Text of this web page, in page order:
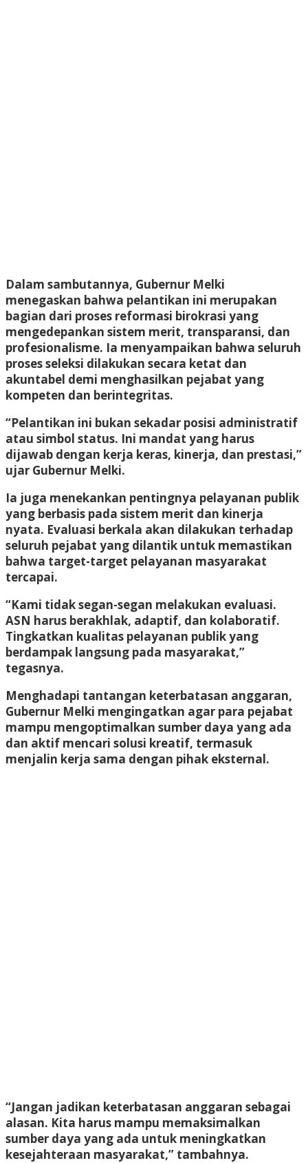
Dalam sambutannya, Gubernur Melki
menegaskan bahwa pelantikan ini merupakan
bagian dari proses reformasi birokrasi yang
mengedepankan sistem merit, transparansi, dan
profesionalisme. Ia menyampaikan bahwa seluruh
proses seleksi dilakukan secara ketat dan
akuntabel demi menghasilkan pejabat yang
kompeten dan berintegritas.
“Pelantikan ini bukan sekadar posisi administratif
atau simbol status. Ini mandat yang harus
dijawab dengan kerja keras, kinerja, dan prestasi,”
ujar Gubernur Melki.
Ia juga menekankan pentingnya pelayanan publik
yang berbasis pada sistem merit dan kinerja
nyata. Evaluasi berkala akan dilakukan terhadap
seluruh pejabat yang dilantik untuk memastikan
bahwa target-target pelayanan masyarakat
tercapai.
“Kami tidak segan-segan melakukan evaluasi.
ASN harus berakhlak, adaptif, dan kolaboratif.
Tingkatkan kualitas pelayanan publik yang
berdampak langsung pada masyarakat,”
tegasnya.
Menghadapi tantangan keterbatasan anggaran,
Gubernur Melki mengingatkan agar para pejabat
mampu mengoptimalkan sumber daya yang ada
dan aktif mencari solusi kreatif, termasuk
menjalin kerja sama dengan pihak eksternal.
“Jangan jadikan keterbatasan anggaran sebagai
alasan. Kita harus mampu memaksimalkan
sumber daya yang ada untuk meningkatkan
kesejahteraan masyarakat,” tambahnya.